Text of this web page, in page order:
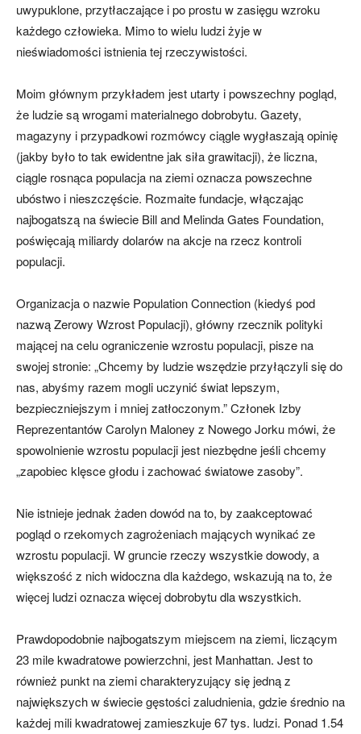
uwypuklone, przytłaczające i po prostu w zasięgu wzroku
każdego człowieka. Mimo to wielu ludzi żyje w
nieświadomości istnienia tej rzeczywistości.
Moim głównym przykładem jest utarty i powszechny pogląd,
że ludzie są wrogami materialnego dobrobytu. Gazety,
magazyny i przypadkowi rozmówcy ciągle wygłaszają opinię
(jakby było to tak ewidentne jak siła grawitacji), że liczna,
ciągle rosnąca populacja na ziemi oznacza powszechne
ubóstwo i nieszczęście. Rozmaite fundacje, włączając
najbogatszą na świecie Bill and Melinda Gates Foundation,
poświęcają miliardy dolarów na akcje na rzecz kontroli
populacji.
Organizacja o nazwie Population Connection (kiedyś pod
nazwą Zerowy Wzrost Populacji), główny rzecznik polityki
mającej na celu ograniczenie wzrostu populacji, pisze na
swojej stronie: „Chcemy by ludzie wszędzie przyłączyli się do
nas, abyśmy razem mogli uczynić świat lepszym,
bezpieczniejszym i mniej zatłoczonym.” Członek Izby
Reprezentantów Carolyn Maloney z Nowego Jorku mówi, że
spowolnienie wzrostu populacji jest niezbędne jeśli chcemy
„zapobiec klęsce głodu i zachować światowe zasoby”.
Nie istnieje jednak żaden dowód na to, by zaakceptować
pogląd o rzekomych zagrożeniach mających wynikać ze
wzrostu populacji. W gruncie rzeczy wszystkie dowody, a
większość z nich widoczna dla każdego, wskazują na to, że
więcej ludzi oznacza więcej dobrobytu dla wszystkich.
Prawdopodobnie najbogatszym miejscem na ziemi, liczącym
23 mile kwadratowe powierzchni, jest Manhattan. Jest to
również punkt na ziemi charakteryzujący się jedną z
największych w świecie gęstości zaludnienia, gdzie średnio na
każdej mili kwadratowej zamieszkuje 67 tys. ludzi. Ponad 1.54